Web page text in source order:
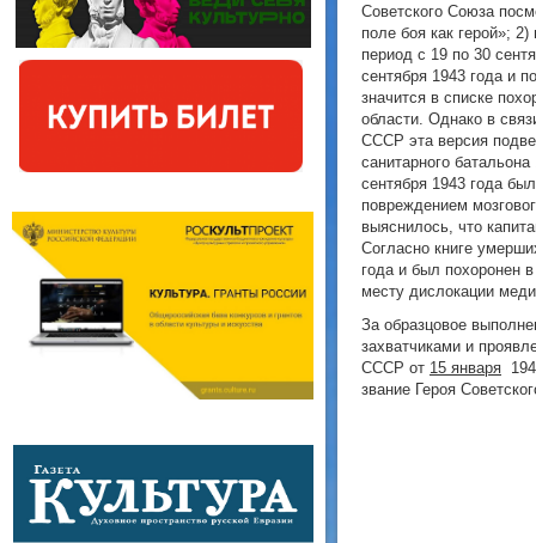
Советского Союза
поле боя как герой»;
период с 19 по 30
сентября 1943 года и
значится в списке
области. Однако в
СССР эта версия
санитарного
сентября 1943 года
повреждением
выяснилось, что
Согласно книге
года и был похоронен
месту дислокации
За образцовое
захватчиками и
СССР от 15 января
звание Героя